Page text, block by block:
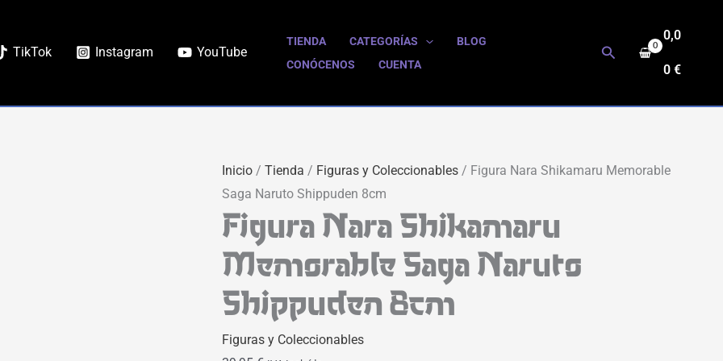
TikTok Instagram YouTube
TIENDA CATEGORÍAS
BLOG
CONÓCENOS
CUENTA
Buscar
0,0
0€
Inicio /Tienda / Figuras y Coleccionables / Figura Nara Shikamaru Memorable
Saga Naruto Shippuden 8cm
Figura Nara Shikamaru
Memorable Saga Naruto
Shippuden 8cm
Figuras y Coleccionables